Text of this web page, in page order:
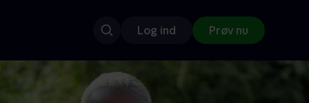
Log ind Prøv nu